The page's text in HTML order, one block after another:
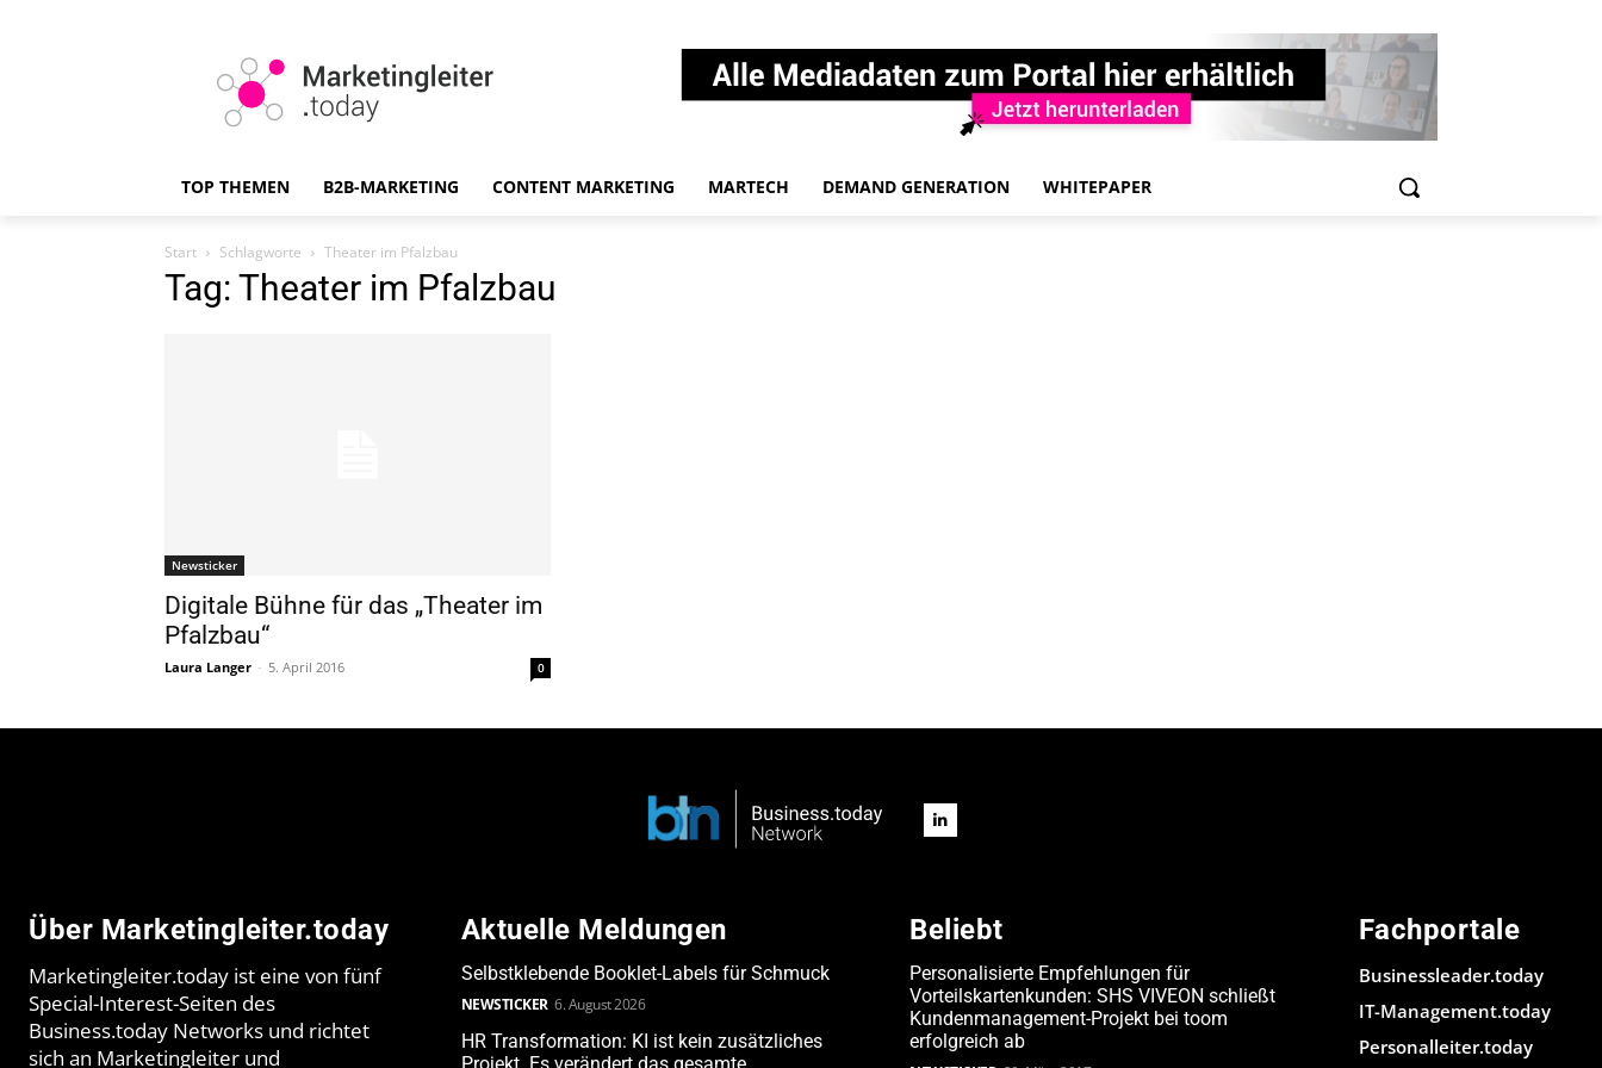
TOP THEMEN B2B-MARKETING CONTENT MARKETING MARTECH DEMAND GENERATION WHITEPAPER
Start Schlagworte Theater im Pfalzbau
Tag: Theater im Pfalzbau
Newsticker
Digitale Bühne für das „Theater im
Pfalzbau“
Laura Langer - 5. April 2016 0
Über Marketingleiter.today
Marketingleiter.today ist eine von fünf
Special-Interest-Seiten des
Business.today Networks und richtet
sich an Marketingleiter und
Aktuelle Meldungen
Selbstklebende Booklet-Labels für Schmuck
NEWSTICKER 6. August 2026
HR Transformation: KI ist kein zusätzliches
Beliebt
Personalisierte Empfehlungen für
Vorteilskartenkunden: SHS VIVEON schließt
Kundenmanagement-Projekt bei toom
erfolgreich ab
Fachportale
Businessleader.today
IT-Management.today
Personalleiter.today